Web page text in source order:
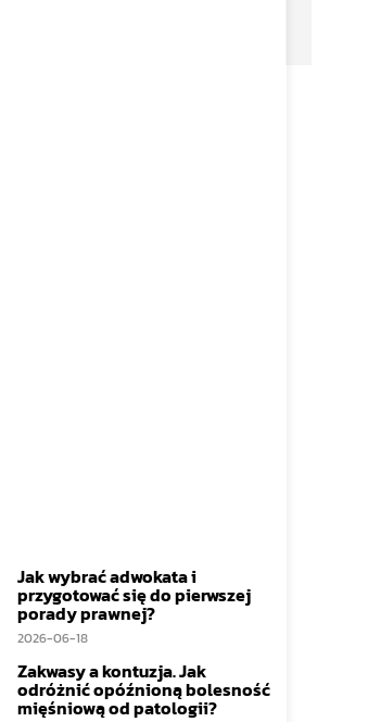
Jak wybrać adwokata i
przygotować się do pierwszej
porady prawnej?
2026-06-18
Zakwasy a kontuzja. Jak
odróżnić opóźnioną bolesność
mięśniową od patologii?